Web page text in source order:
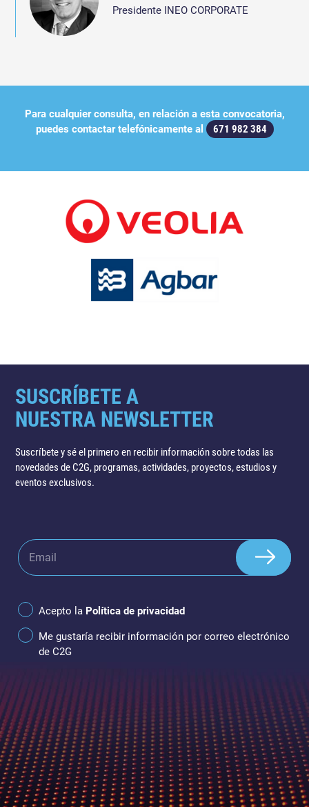
Presidente INEO CORPORATE
Para cualquier consulta, en relación a esta convocatoria,
puedes contactar telefónicamente al
671 982 384
SUSCRÍBETE A
NUESTRA NEWSLETTER
Suscríbete y sé el primero en recibir información sobre todas las
novedades de C2G, programas, actividades, proyectos, estudios y
eventos exclusivos.
Acepto la Política de privacidad
Me gustaría recibir información por correo electrónico
de C2G